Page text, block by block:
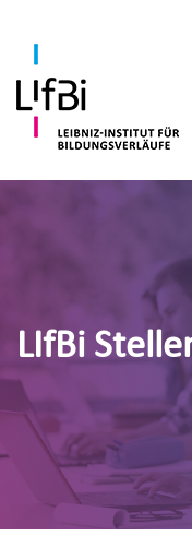
LIfBi